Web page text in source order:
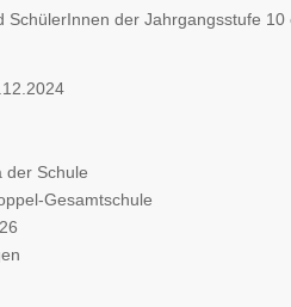
SchülerInnen der Jahrgangsstufe 10
der Schule
Gesamtschule